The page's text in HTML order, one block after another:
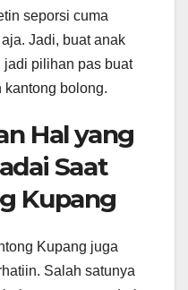
seporsi cuma
Jadi, buat anak
jadi pilihan pas buat
kantong bolong.
Hal yang
Saat
Kupang
Kupang juga
Salah satunya